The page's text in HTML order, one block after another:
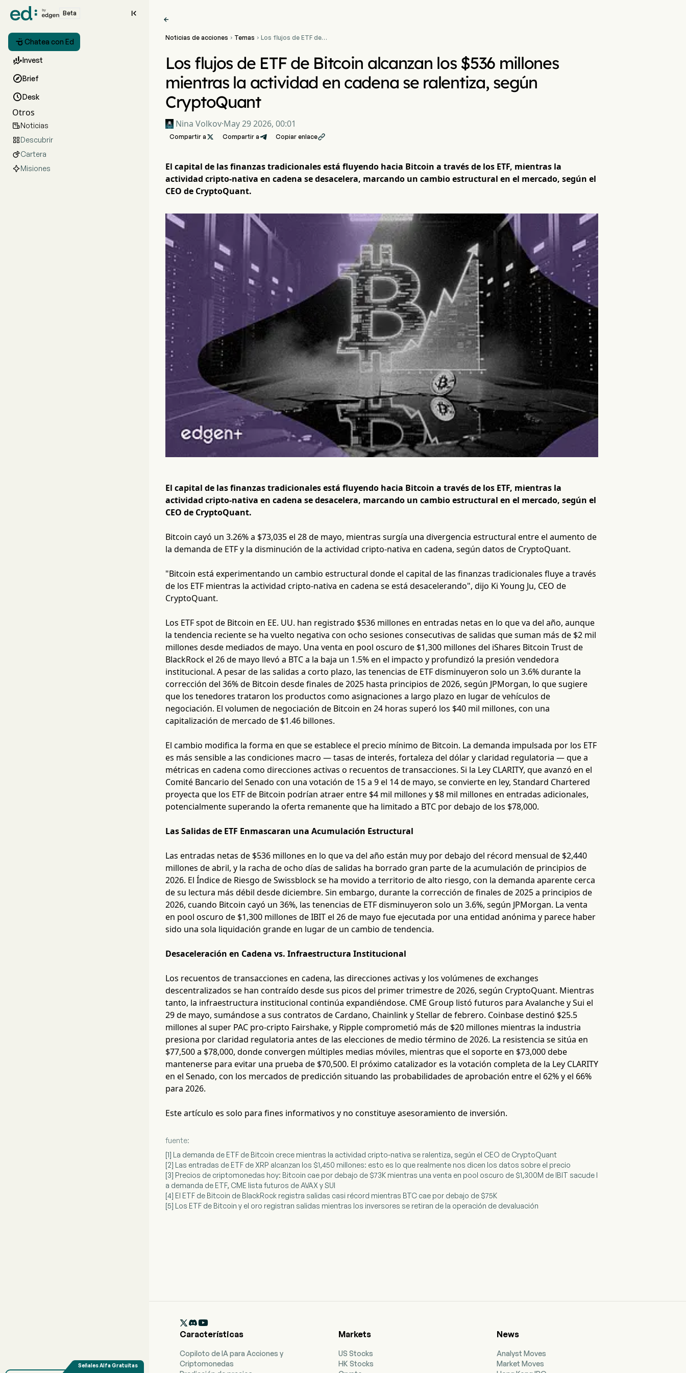
Beta 
 Chatea con Ed
Invest
Brief
Desk
Otros
Noticias
Descubrir
Cartera
Misiones

Noticias de acciones  Temas  Los flujos de ETF de
actividad en cadena se
ralentiza, según
CryptoQuant
Los flujos de ETF de Bitcoin alcanzan los $536 millones
mientras la actividad en cadena se ralentiza, según
CryptoQuant
Nina Volkov·May 29 2026, 00:01
Compartir a  Compartir a Copiar enlace
El capital de las finanzas tradicionales está fluyendo hacia Bitcoin a través de los ETF, mientras la
actividad cripto-nativa en cadena se desacelera, marcando un cambio estructural en el mercado, según el
CEO de CryptoQuant.
El capital de las finanzas tradicionales está fluyendo hacia Bitcoin a través de los ETF, mientras la
actividad cripto-nativa en cadena se desacelera, marcando un cambio estructural en el mercado, según el
CEO de CryptoQuant.
Bitcoin cayó un 3.26% a $73,035 el 28 de mayo, mientras surgía una divergencia estructural entre el aumento de
la demanda de ETF y la disminución de la actividad cripto-nativa en cadena, según datos de CryptoQuant.
"Bitcoin está experimentando un cambio estructural donde el capital de las finanzas tradicionales fluye a través
de los ETF mientras la actividad cripto-nativa en cadena se está desacelerando", dijo Ki Young Ju, CEO de
CryptoQuant.
Los ETF spot de Bitcoin en EE. UU. han registrado $536 millones en entradas netas en lo que va del año, aunque
la tendencia reciente se ha vuelto negativa con ocho sesiones consecutivas de salidas que suman más de $2 mil
millones desde mediados de mayo. Una venta en pool oscuro de $1,300 millones del iShares Bitcoin Trust de
BlackRock el 26 de mayo llevó a BTC a la baja un 1.5% en el impacto y profundizó la presión vendedora
institucional. A pesar de las salidas a corto plazo, las tenencias de ETF disminuyeron solo un 3.6% durante la
corrección del 36% de Bitcoin desde finales de 2025 hasta principios de 2026, según JPMorgan, lo que sugiere
que los tenedores trataron los productos como asignaciones a largo plazo en lugar de vehículos de
negociación. El volumen de negociación de Bitcoin en 24 horas superó los $40 mil millones, con una
capitalización de mercado de $1.46 billones.
El cambio modifica la forma en que se establece el precio mínimo de Bitcoin. La demanda impulsada por los ETF
es más sensible a las condiciones macro — tasas de interés, fortaleza del dólar y claridad regulatoria — que a
métricas en cadena como direcciones activas o recuentos de transacciones. Si la Ley CLARITY, que avanzó en el
Comité Bancario del Senado con una votación de 15 a 9 el 14 de mayo, se convierte en ley, Standard Chartered
proyecta que los ETF de Bitcoin podrían atraer entre $4 mil millones y $8 mil millones en entradas adicionales,
potencialmente superando la oferta remanente que ha limitado a BTC por debajo de los $78,000.
Las Salidas de ETF Enmascaran una Acumulación Estructural
Las entradas netas de $536 millones en lo que va del año están muy por debajo del récord mensual de $2,440
millones de abril, y la racha de ocho días de salidas ha borrado gran parte de la acumulación de principios de
2026. El Índice de Riesgo de Swissblock se ha movido a territorio de alto riesgo, con la demanda aparente cerca
de su lectura más débil desde diciembre. Sin embargo, durante la corrección de finales de 2025 a principios de
2026, cuando Bitcoin cayó un 36%, las tenencias de ETF disminuyeron solo un 3.6%, según JPMorgan. La venta
en pool oscuro de $1,300 millones de IBIT el 26 de mayo fue ejecutada por una entidad anónima y parece haber
sido una sola liquidación grande en lugar de un cambio de tendencia.
Desaceleración en Cadena vs. Infraestructura Institucional
Los recuentos de transacciones en cadena, las direcciones activas y los volúmenes de exchanges
descentralizados se han contraído desde sus picos del primer trimestre de 2026, según CryptoQuant. Mientras
tanto, la infraestructura institucional continúa expandiéndose. CME Group listó futuros para Avalanche y Sui el
29 de mayo, sumándose a sus contratos de Cardano, Chainlink y Stellar de febrero. Coinbase destinó $25.5
millones al super PAC pro-cripto Fairshake, y Ripple comprometió más de $20 millones mientras la industria
presiona por claridad regulatoria antes de las elecciones de medio término de 2026. La resistencia se sitúa en
$77,500 a $78,000, donde convergen múltiples medias móviles, mientras que el soporte en $73,000 debe
mantenerse para evitar una prueba de $70,500. El próximo catalizador es la votación completa de la Ley CLARITY
en el Senado, con los mercados de predicción situando las probabilidades de aprobación entre el 62% y el 66%
para 2026.
Este artículo es solo para fines informativos y no constituye asesoramiento de inversión.
fuente:
[1] La demanda de ETF de Bitcoin crece mientras la actividad cripto-nativa se ralentiza, según el CEO de CryptoQuant
[2] Las entradas de ETF de XRP alcanzan los $1,450 millones: esto es lo que realmente nos dicen los datos sobre el precio
[3] Precios de criptomonedas hoy: Bitcoin cae por debajo de $73K mientras una venta en pool oscuro de $1,300M de IBIT sacude l
a demanda de ETF, CME lista futuros de AVAX y SUI
[4] El ETF de Bitcoin de BlackRock registra salidas casi récord mientras BTC cae por debajo de $75K
[5] Los ETF de Bitcoin y el oro registran salidas mientras los inversores se retiran de la operación de devaluación

Características
Copiloto de IA para Acciones y
Criptomonedas
Markets
US Stocks
HK Stocks
News
Analyst Moves
Market Moves